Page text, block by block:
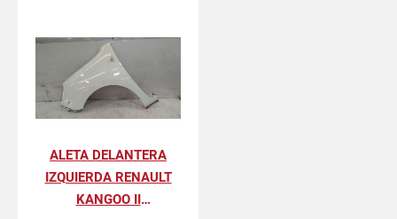
ALETA DELANTERA
IZQUIERDA RENAULT
KANGOO II